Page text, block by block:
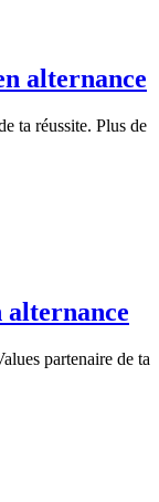
alternance
ta réussite. Plus de
partenaire de ta